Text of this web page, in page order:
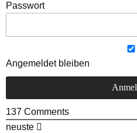
Passwort
Angemeldet bleiben
137 Comments
neuste